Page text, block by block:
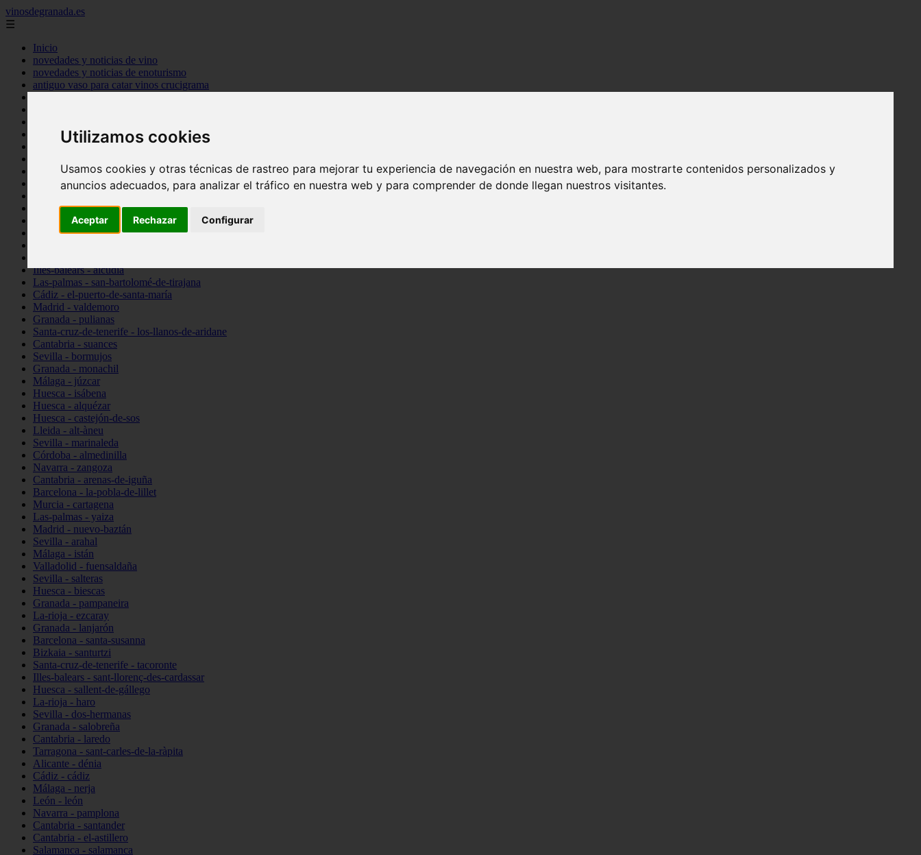
Utilizamos cookies
Usamos cookies y otras técnicas de rastreo para mejorar tu experiencia de navegación en nuestra web, para mostrarte contenidos personalizados y
anuncios adecuados, para analizar el tráfico en nuestra web y para comprender de donde llegan nuestros visitantes.
Aceptar Rechazar Configurar
vinosdegranada.es
☰
Inicio
novedades y noticias de vino
novedades y noticias de enoturismo
antiguo vaso para catar vinos crucigrama
Sevilla - sevilla
Barcelona - barcelona
Santa-cruz-de-tenerife - guía-de-isora
La-rioja - casalarreina
Almería - roquetas-de-mar
Illes-balears - alcúdia
Las-palmas - san-bartolomé-de-tirajana
Cádiz - el-puerto-de-santa-maría
Madrid - valdemoro
Granada - pulianas
Santa-cruz-de-tenerife - los-llanos-de-aridane
Cantabria - suances
Sevilla - bormujos
Granada - monachil
Málaga - júzcar
Huesca - isábena
Huesca - alquézar
Huesca - castejón-de-sos
Lleida - alt-àneu
Sevilla - marinaleda
Córdoba - almedinilla
Navarra - zangoza
Cantabria - arenas-de-iguña
Barcelona - la-pobla-de-lillet
Murcia - cartagena
Las-palmas - yaiza
Madrid - nuevo-baztán
Sevilla - arahal
Málaga - istán
Valladolid - fuensaldaña
Sevilla - salteras
Huesca - biescas
Granada - pampaneira
La-rioja - ezcaray
Granada - lanjarón
Barcelona - santa-susanna
Bizkaia - santurtzi
Santa-cruz-de-tenerife - tacoronte
Illes-balears - sant-llorenç-des-cardassar
Huesca - sallent-de-gállego
La-rioja - haro
Sevilla - dos-hermanas
Granada - salobreña
Cantabria - laredo
Tarragona - sant-carles-de-la-ràpita
Alicante - dénia
Cádiz - cádiz
Málaga - nerja
León - león
Navarra - pamplona
Cantabria - santander
Cantabria - el-astillero
Salamanca - salamanca